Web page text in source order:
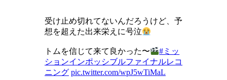
受け止め切れてないんだろうけど、予
想を超えた出来栄えに号泣
トムを信じて来て良かった〜
#ミッ
ションインポッシブルファイナルレコ
ニング pic.twitter.com/wpJ5wTiMaL